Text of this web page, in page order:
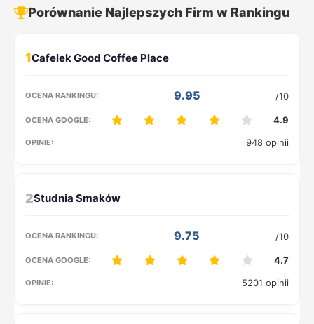
Porównanie Najlepszych Firm w Rankingu
1
9.95 /10
4.9
948 opinii
2
9.75 /10
4.7
5201 opinii